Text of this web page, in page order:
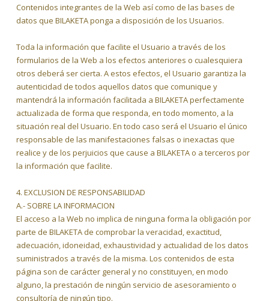
Contenidos integrantes de la Web así como de las bases de
datos que BILAKETA ponga a disposición de los Usuarios.
Toda la información que facilite el Usuario a través de los
formularios de la Web a los efectos anteriores o cualesquiera
otros deberá ser cierta. A estos efectos, el Usuario garantiza la
autenticidad de todos aquellos datos que comunique y
mantendrá la información facilitada a BILAKETA perfectamente
actualizada de forma que responda, en todo momento, a la
situación real del Usuario. En todo caso será el Usuario el único
responsable de las manifestaciones falsas o inexactas que
realice y de los perjuicios que cause a BILAKETA o a terceros por
la información que facilite.
4. EXCLUSION DE RESPONSABILIDAD
A.- SOBRE LA INFORMACION
El acceso a la Web no implica de ninguna forma la obligación por
parte de BILAKETA de comprobar la veracidad, exactitud,
adecuación, idoneidad, exhaustividad y actualidad de los datos
suministrados a través de la misma. Los contenidos de esta
página son de carácter general y no constituyen, en modo
alguno, la prestación de ningún servicio de asesoramiento o
consultoría de ningún tipo.